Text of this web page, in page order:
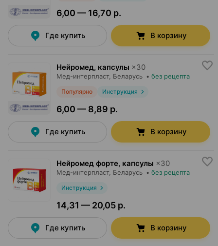
6,00 — 16,70 р.
Где купить В корзину
Нейромед, капсулы ×30
Мед-интерпласт, Беларусь • без рецепта
Популярно Инструкция
6,00 — 8,89 р.
Где купить В корзину
Нейромед форте, капсулы ×30
Мед-интерпласт, Беларусь • без рецепта
Инструкция
14,31 — 20,05 р.
Где купить В корзину